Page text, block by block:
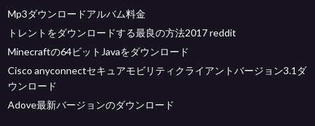
Mp3ダウンロードアルバム料金
トレントをダウンロードする最良の方法2017 reddit
Minecraftの64ビットJavaをダウンロード
Cisco anyconnectセキュアモビリティクライアントバージョン3.1ダ
ウンロード
Adove最新バージョンのダウンロード